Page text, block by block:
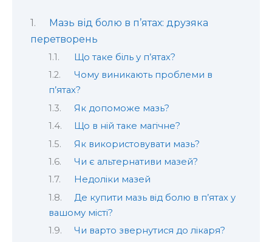
Мазь від болю в п’ятах: друзяка
перетворень
Що таке біль у п’ятах?
Чому виникають проблеми в
п’ятах?
Як допоможе мазь?
Що в ній таке магічне?
Як використовувати мазь?
Чи є альтернативи мазей?
Недоліки мазей
Де купити мазь від болю в п’ятах у
вашому місті?
Чи варто звернутися до лікаря?